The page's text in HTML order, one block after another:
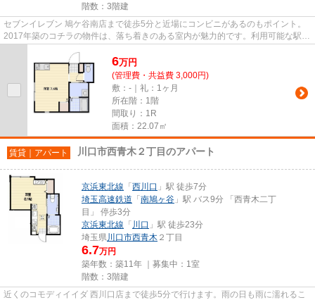
階数：3階建
セブンイレブン 鳩ケ谷南店まで徒歩5分と近場にコンビニがあるのもポイント。
2017年築のコチラの物件は、落ち着きのある室内が魅力的です。利用可能な駅が
6万円
(管理費・共益費 3,000円)
敷：-｜礼：1ヶ月
所在階：1階
間取り：1R
面積：22.07㎡
賃貸｜アパート 川口市西青木２丁目のアパート
京浜東北線 「 西川口 」駅 徒歩7分
埼玉高速鉄道 「 南鳩ヶ谷 」駅 バス9分 「西青木二丁
目」 停歩3分
京浜東北線 「 川口 」駅 徒歩23分
埼玉県川口市西青木 ２丁目
6.7万円
築年数：築11年 ｜募集中： 1室
階数：3階建
近くのコモディイイダ 西川口店まで徒歩5分で行けます。雨の日も雨に濡れるこ